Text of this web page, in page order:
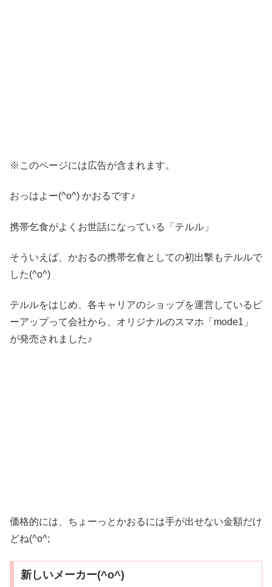
※このページには広告が含まれます。
おっはよー(^o^) かおるです♪
携帯乞食がよくお世話になっている「テルル」
そういえば、かおるの携帯乞食としての初出撃もテルルで
した(^o^)
テルルをはじめ、各キャリアのショップを運営しているピ
ーアップって会社から、オリジナルのスマホ「mode1」
が発売されました♪
価格的には、ちょーっとかおるには手が出せない金額だけ
どね(^o^;
新しいメーカー(^o^)